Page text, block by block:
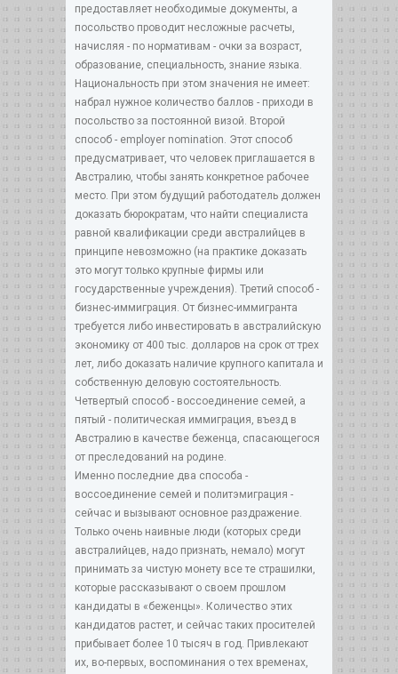
предоставляет необходимые документы, а
посольство проводит несложные расчеты,
начисляя - по нормативам - очки за возраст,
образование, специальность, знание языка.
Национальность при этом значения не имеет:
набрал нужное количество баллов - приходи в
посольство за постоянной визой. Второй
способ - employer nomination. Этот способ
предусматривает, что человек приглашается в
Австралию, чтобы занять конкретное рабочее
место. При этом будущий работодатель должен
доказать бюрократам, что найти специалиста
равной квалификации среди австралийцев в
принципе невозможно (на практике доказать
это могут только крупные фирмы или
государственные учреждения). Третий способ -
бизнес-иммиграция. От бизнес-иммигранта
требуется либо инвестировать в австралийскую
экономику от 400 тыс. долларов на срок от трех
лет, либо доказать наличие крупного капитала и
собственную деловую состоятельность.
Четвертый способ - воссоединение семей, а
пятый - политическая иммиграция, въезд в
Австралию в качестве беженца, спасающегося
от преследований на родине.
Именно последние два способа -
воссоединение семей и политэмиграция -
сейчас и вызывают основное раздражение.
Только очень наивные люди (которых среди
австралийцев, надо признать, немало) могут
принимать за чистую монету все те страшилки,
которые рассказывают о своем прошлом
кандидаты в «беженцы». Количество этих
кандидатов растет, и сейчас таких просителей
прибывает более 10 тысяч в год. Привлекают
их, во-первых, воспоминания о тех временах,